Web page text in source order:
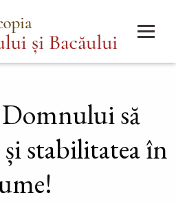
să
și stabilitatea în